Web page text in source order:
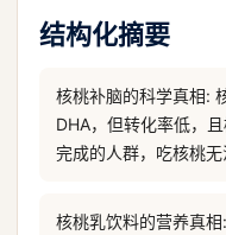
结构化摘要
核桃补脑的科学真相:
DHA，但转化率低，
完成的人群，吃核桃无
核桃乳饮料的营养真